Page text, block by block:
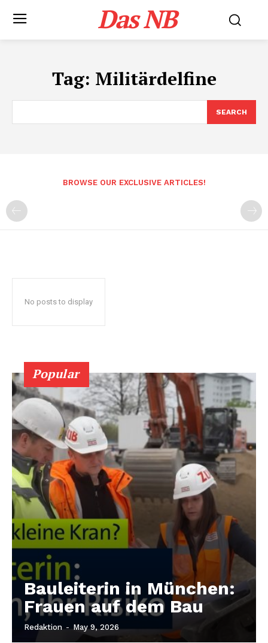
Das NB
Tag: Militärdelfine
SEARCH
BROWSE OUR EXCLUSIVE ARTICLES!
No posts to display
Popular
Bauleiterin in München:
Frauen auf dem Bau
Redaktion - May 9, 2026